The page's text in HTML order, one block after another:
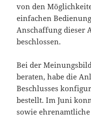
von den
einfachen
Anschaffung dieser
beschlossen.
Bei der
beraten, habe die
Beschlusses
bestellt. Im Juni
sowie